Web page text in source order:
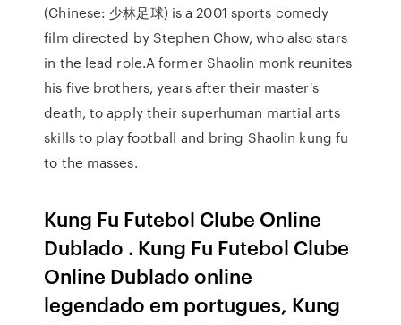
(Chinese: 少林足球) is a 2001 sports comedy
film directed by Stephen Chow, who also stars
in the lead role.A former Shaolin monk reunites
his five brothers, years after their master's
death, to apply their superhuman martial arts
skills to play football and bring Shaolin kung fu
to the masses.
Kung Fu Futebol Clube Online
Dublado . Kung Fu Futebol Clube
Online Dublado online
legendado em portugues, Kung